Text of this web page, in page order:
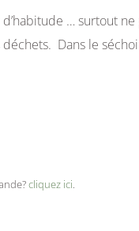
… surtout ne
Dans le
cliquez ici.